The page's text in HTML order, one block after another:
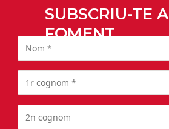
SUBSCRIU-TE A
FOMENT